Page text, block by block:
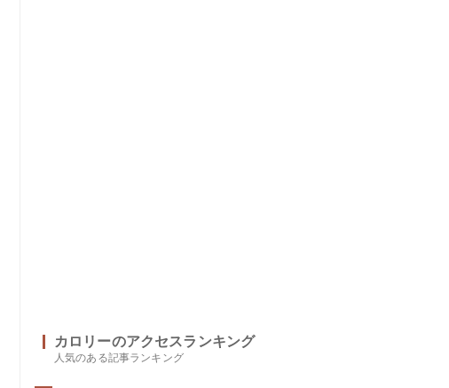
カロリーのアクセスランキング
人気のある記事ランキング